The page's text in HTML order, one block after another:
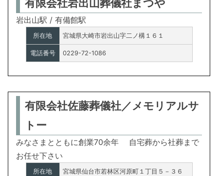
有限会社岩出山葬儀社まつや
岩出山駅 / 有備館駅
所在地 宮城県大崎市岩出山字二ノ構１６１
電話番号 0229-72-1086
有限会社佐藤葬儀社／メモリアルサ
トー
みなさまとともに創業70余年 自宅葬から社葬まで
お任せ下さい
所在地 宮城県仙台市若林区河原町１丁目５－３６